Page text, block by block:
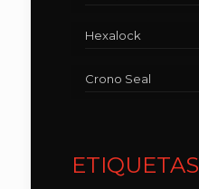
Hexalock
Crono Seal
ETIQUETAS